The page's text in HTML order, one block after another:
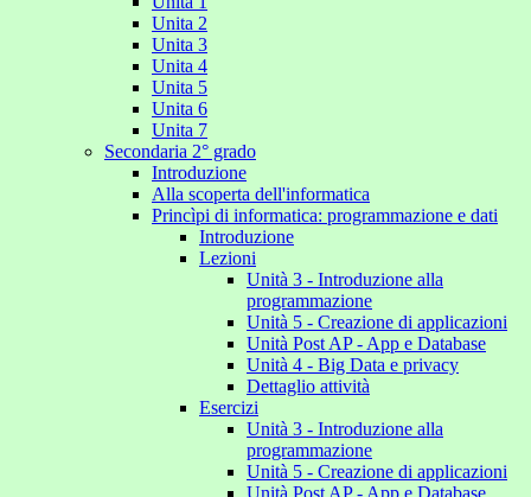
Unita 2
Unita 3
Unita 4
Unita 5
Unita 6
Unita 7
Secondaria 2° grado
Introduzione
Alla scoperta dell'informatica
Princìpi di informatica: programmazione e dati
Introduzione
Lezioni
Unità 3 - Introduzione alla
programmazione
Unità 5 - Creazione di applicazioni
Unità Post AP - App e Database
Unità 4 - Big Data e privacy
Dettaglio attività
Esercizi
Unità 3 - Introduzione alla
programmazione
Unità 5 - Creazione di applicazioni
Unità Post AP - App e Database